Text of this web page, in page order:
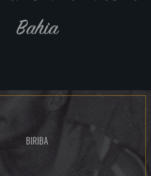
Bahia
BIRIBA